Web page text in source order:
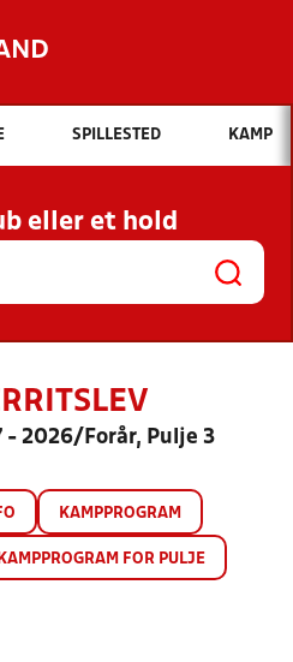
Hvad vil du søge efter?
INDHOLD OG NYHEDER
KLUBBER OG
SPILLESTED KAMP
eller et hold
- 2026/Forår, Pulje 3
KAMPPROGRAM
KAMPPROGRAM FOR PULJE